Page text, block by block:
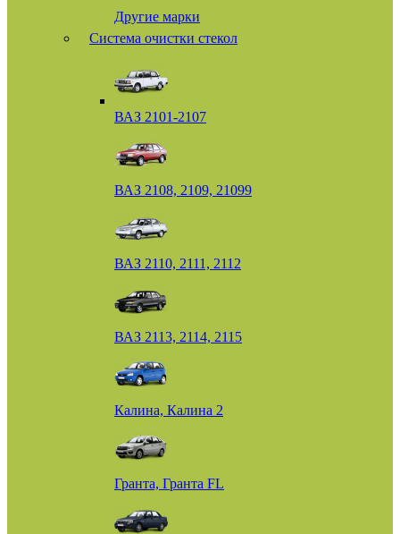
Другие марки
Система очистки стекол
ВАЗ 2101-2107
ВАЗ 2108, 2109, 21099
ВАЗ 2110, 2111, 2112
ВАЗ 2113, 2114, 2115
Калина, Калина 2
Гранта, Гранта FL